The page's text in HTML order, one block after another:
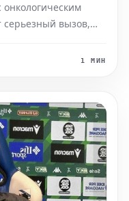
онкологическим
серьезный вызов,
текст:
1 МИН